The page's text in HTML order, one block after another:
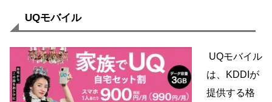
UQモバイル
UQモバイル
は、KDDIが
提供する格